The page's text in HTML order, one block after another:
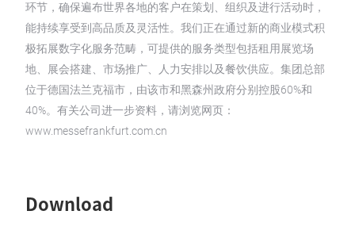
环节，确保遍布世界各地的客户在策划、组织及进行活动时，
能持续享受到高品质及灵活性。我们正在通过新的商业模式积
极拓展数字化服务范畴，可提供的服务类型包括租用展览场
地、展会搭建、市场推广、人力安排以及餐饮供应。集团总部
位于德国法兰克福市，由该市和黑森州政府分别控股60%和
40%。有关公司进一步资料，请浏览网页：
www.messefrankfurt.com.cn
Download